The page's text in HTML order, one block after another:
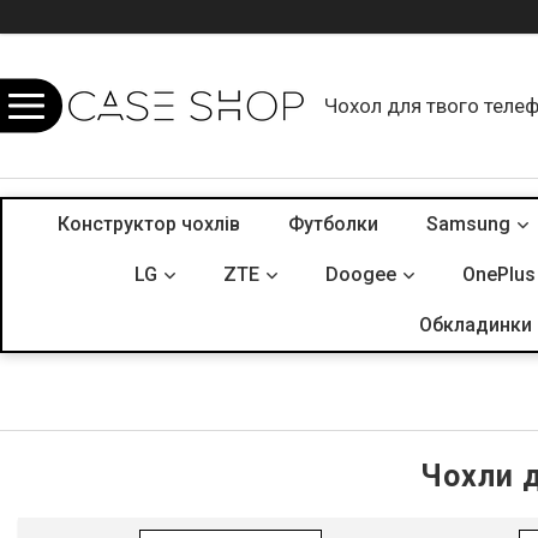
Чохол для твого
Конструктор чохлів Футболки Samsung
LG ZTE Doogee OnePlus
Обкладинки
Чохли